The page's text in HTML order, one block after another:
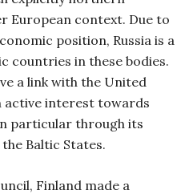
European context. Due to
position, Russia is a
countries in these bodies.
a link with the United
active interest towards
particular through its
Baltic States.
Finland made a